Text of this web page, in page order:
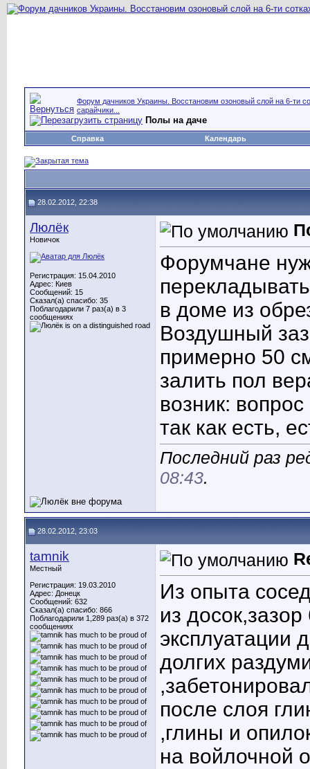
Форум дачников Украины. Восстановим озоновый слой на 6-ти
сарайчики...
Полы на даче
Справка Календарь
28.02.2012, 22:38
Люлёк
Новичок
Регистрация: 15.04.2010
Адрес: Киев
Сообщений: 15
Сказал(а) спасибо: 35
Поблагодарили 7 раз(а) в 3
сообщениях
Форумчане
в доме из
Воздушный
примерно 50
залить пол
возник:
так как есть,
Последний раз
08:43.
28.02.2012, 23:03
tamnik
Местный
Регистрация: 19.03.2010
Адрес: Донецк
Сообщений: 632
Сказал(а) спасибо: 866
Поблагодарили 1,289 раз(а) в 372
сообщениях
Из опыта
из
эксплуатации
долгих
после слоя
,глины и
на войлочной